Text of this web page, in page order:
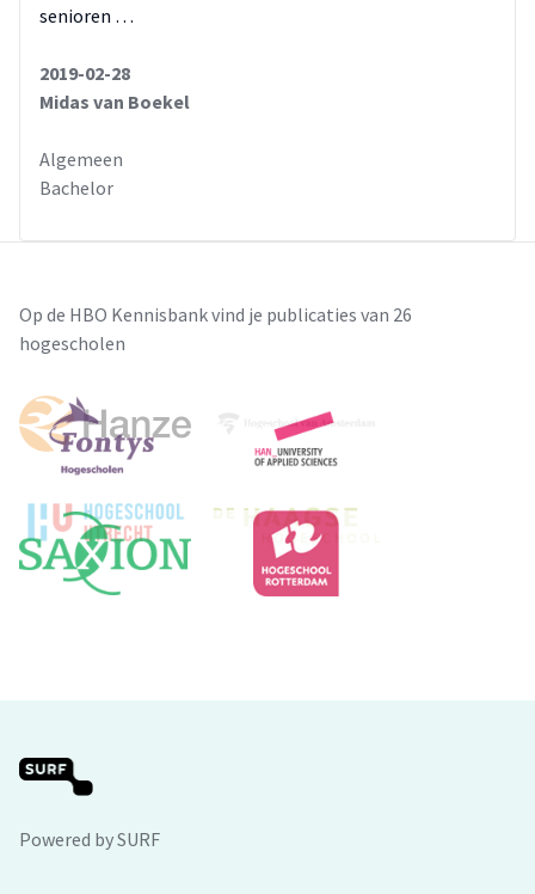
senioren …
2019-02-28
Midas van Boekel
Algemeen
Bachelor
Op de HBO Kennisbank vind je publicaties van 26
hogescholen
Powered by SURF